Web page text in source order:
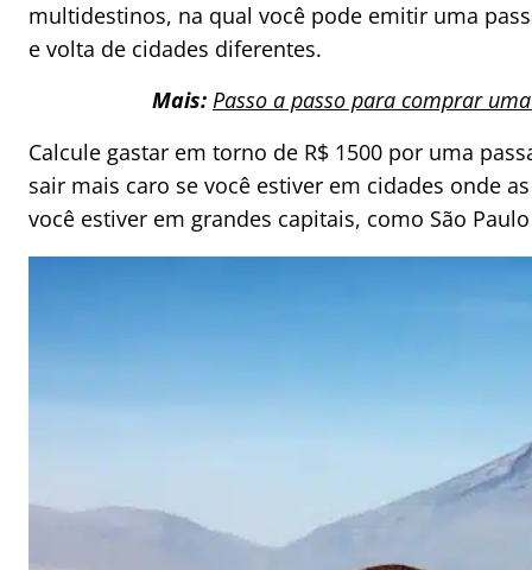
multidestinos, na qual você pode emitir uma
e volta de cidades diferentes.
Mais: Passo a passo para comprar
Calcule gastar em torno de R$ 1500 por uma
sair mais caro se você estiver em cidades onde
você estiver em grandes capitais, como São